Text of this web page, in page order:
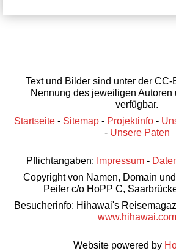
Text und Bilder sind unter der CC-
Nennung des jeweiligen
verfügbar.
Startseite - Sitemap - Projektinfo -
- Unsere Paten
Pflichtangaben: Impressum -
Copyright von Namen, Domain
Peifer c/o HoPP C,
Besucherinfo: Hihawai's
www.hihawai.com
Website powered by